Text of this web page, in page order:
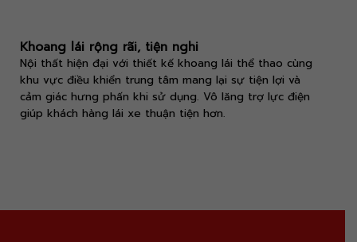
Khoang lái rộng rãi, tiện nghi
Nội thất hiện đại với thiết kế khoang lái thể thao cùng
khu vực điều khiển trung tâm mang lại sự tiện lợi và
cảm giác hưng phấn khi sử dụng. Vô lăng trợ lực điện
giúp khách hàng lái xe thuận tiện hơn.